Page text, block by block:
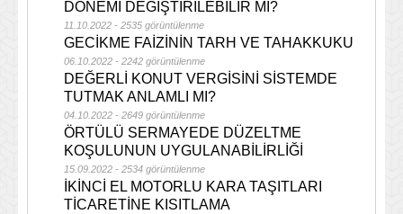
DÖNEMİ DEĞİŞTİRİLEBİLİR Mİ?
11.10.2022 - 2535 görüntülenme
GECİKME FAİZİNİN TARH VE TAHAKKUKU
06.10.2022 - 2242 görüntülenme
DEĞERLİ KONUT VERGİSİNİ SİSTEMDE
TUTMAK ANLAMLI MI?
04.10.2022 - 2649 görüntülenme
ÖRTÜLÜ SERMAYEDE DÜZELTME
KOŞULUNUN UYGULANABİLİRLİĞİ
15.09.2022 - 2534 görüntülenme
İKİNCİ EL MOTORLU KARA TAŞITLARI
TİCARETİNE KISITLAMA